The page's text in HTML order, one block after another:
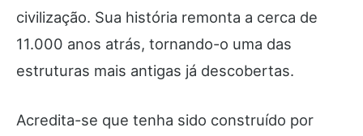
civilização. Sua história remonta a cerca de
11.000 anos atrás, tornando-o uma das
estruturas mais antigas já descobertas.
Acredita-se que tenha sido construído por